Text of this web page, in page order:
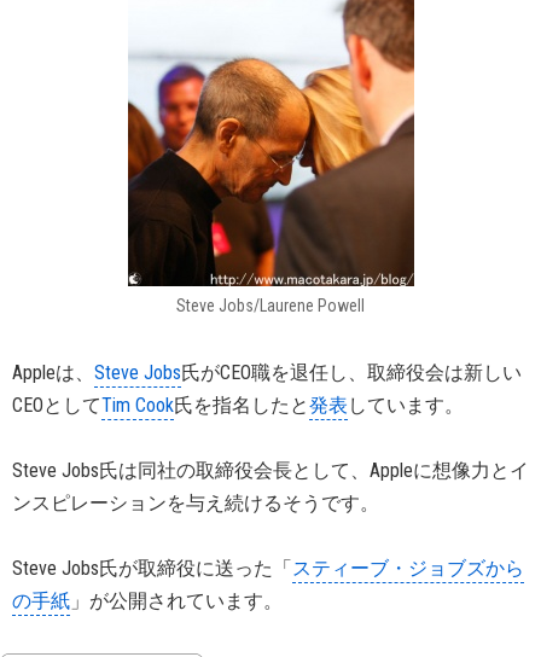
Steve Jobs/Laurene Powell
Appleは、 Steve Jobs氏がCEO職を退任し、取締役会は新しい
CEOとしてTim Cook氏を指名したと発表 しています。
Steve Jobs氏は同社の取締役会長として、Appleに想像力とイ
ンスピレーションを与え続けるそうです。
Steve Jobs氏が取締役に送った「スティーブ・ジョブズから
の手紙 」が公開されています。